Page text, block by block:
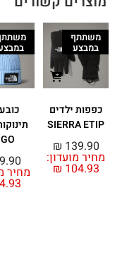
משתתף
במבצע
כפפות ילדים
SIERRA ETIP
מחיר מועדון:
₪ 104.93
₪ 139.90
מחיר